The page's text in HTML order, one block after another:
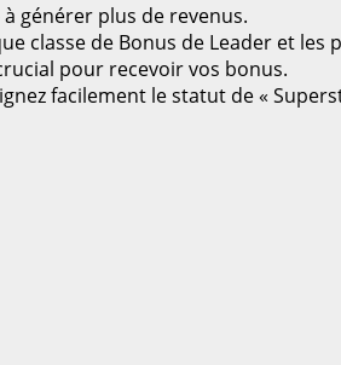
générer plus de revenus.
classe de Bonus de Leader et les
pour recevoir vos bonus.
facilement le statut de «